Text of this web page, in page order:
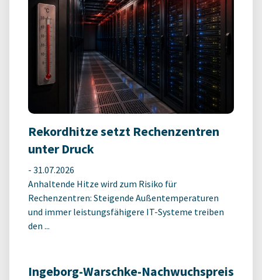
Rekordhitze setzt Rechenzentren
unter Druck
- 31.07.2026
Anhaltende Hitze wird zum Risiko für
Rechenzentren: Steigende Außentemperaturen
und immer leistungsfähigere IT-Systeme treiben
den ...
Ingeborg-Warschke-Nachwuchspreis